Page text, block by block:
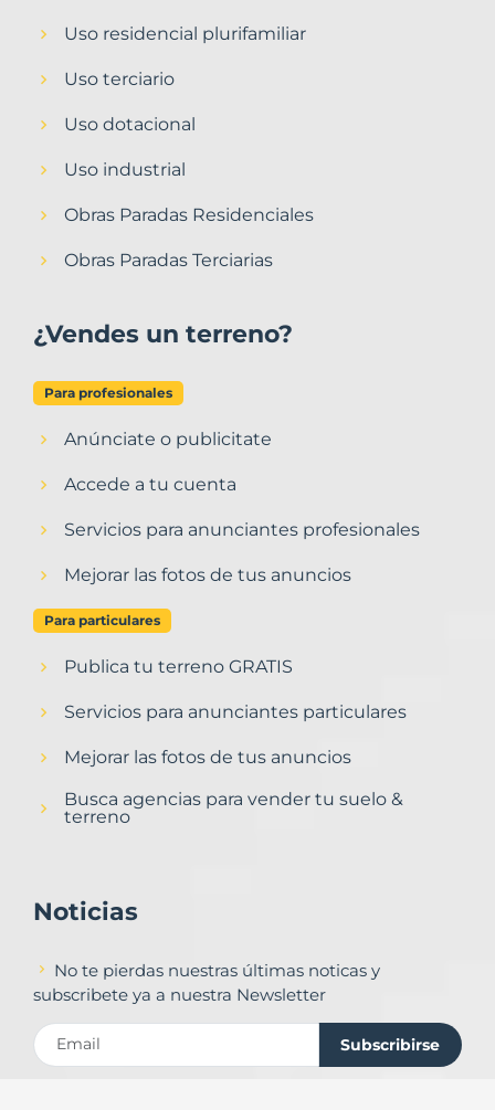
Uso residencial plurifamiliar
Uso terciario
Uso dotacional
Uso industrial
Obras Paradas Residenciales
Obras Paradas Terciarias
¿Vendes un terreno?
Para profesionales
Anúnciate o publicitate
Accede a tu cuenta
Servicios para anunciantes profesionales
Mejorar las fotos de tus anuncios
Para particulares
Publica tu terreno GRATIS
Servicios para anunciantes particulares
Mejorar las fotos de tus anuncios
Busca agencias para vender tu suelo &
terreno
Noticias
No te pierdas nuestras últimas noticas y
subscribete ya a nuestra Newsletter
Subscribirse